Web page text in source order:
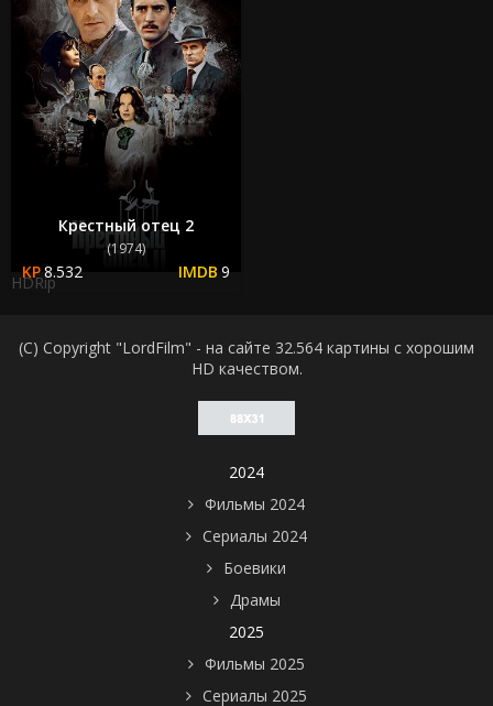
Крестный отец 2
(1974)
8.532 9
HDRip
(C) Copyright "LordFilm" - на сайте 32.564 картины с хорошим
HD качеством.
2024
Фильмы 2024
Сериалы 2024
Боевики
Драмы
2025
Фильмы 2025
Сериалы 2025